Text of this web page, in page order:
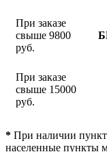
При заказе
свыше 9800
руб.
При заказе
свыше 15000
руб.
* При наличии
населенные пункты